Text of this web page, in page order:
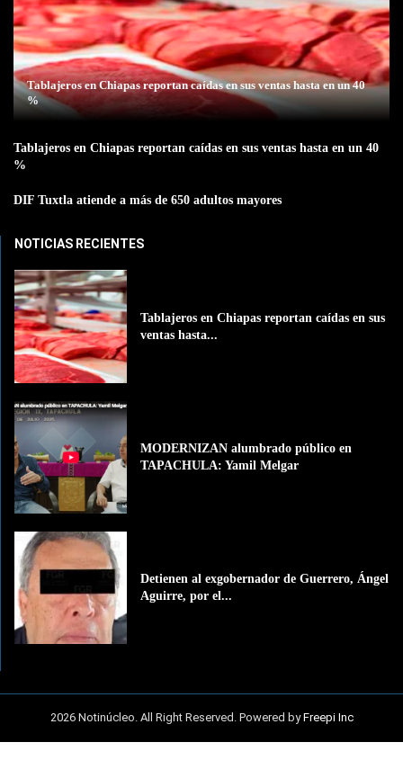
Tablajeros en Chiapas reportan caídas en sus ventas hasta en un 40
%
Tablajeros en Chiapas reportan caídas en sus ventas hasta en un 40
%
DIF Tuxtla atiende a más de 650 adultos mayores
NOTICIAS RECIENTES
Tablajeros en Chiapas reportan caídas en sus
ventas hasta...
MODERNIZAN alumbrado público en
TAPACHULA: Yamil Melgar
Detienen al exgobernador de Guerrero, Ángel
Aguirre, por el...
2026 Notinúcleo. All Right Reserved. Powered byFreepi Inc